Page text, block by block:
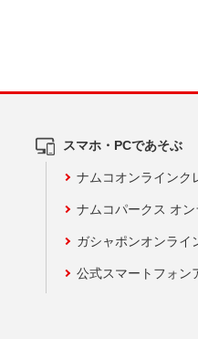
スマホ・PCであそぶ
ナムコオンラインク
ナムコパークス オ
ガシャポンオンライ
公式スマートフォン